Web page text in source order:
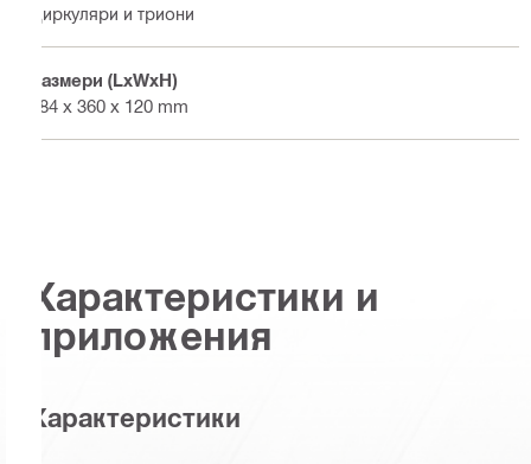
Циркуляри и триони
Размери (LxWxH)
384 x 360 x 120 mm
Характеристики и
приложения
Характеристики